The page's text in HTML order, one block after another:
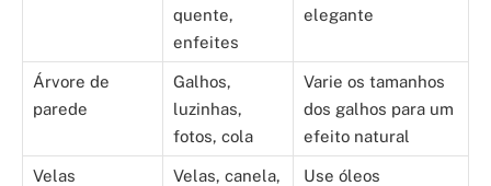
quente,
enfeites
elegante
Árvore de
parede
Galhos,
luzinhas,
fotos, cola
Varie os tamanhos
dos galhos para um
efeito natural
Velas
Velas, canela,
Use óleos